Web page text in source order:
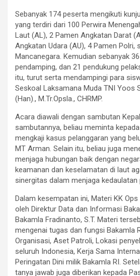
Sebanyak 174 peserta mengikuti
yang terdiri dari 100 Perwira
Laut (AL), 2 Pamen Angkatan Darat
Angkatan Udara (AU), 4 Pamen Polri,
Mancanegara. Kemudian sebanyak
pendamping, dan 21 pendukung
itu, turut serta mendampingi para
Seskoal Laksamana Muda TNI Yoos
(Han)., M.Tr.Opsla., CHRMP.
Acara diawali dengan sambutan
sambutannya, beliau meminta
mengkaji kasus pelanggaran yang
MT Arman. Selain itu, beliau juga
menjaga hubungan baik dengan
keamanan dan keselamatan di laut
sinergitas dalam menjaga kedaulatan
Dalam kesempatan ini, Materi KK
oleh Direktur Data dan Informasi
Bakamla Fradinanto, S.T. Materi
mengenai tugas dan fungsi Bakamla
Organisasi, Aset Patroli, Lokasi
seluruh Indonesia, Kerja Sama
Peringatan Dini milik Bakamla RI.
tanya jawab juga diberikan kepada